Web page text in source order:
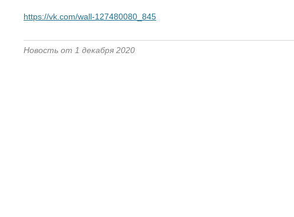
https://vk.com/wall-127480080_845
Новость от 1 декабря 2020